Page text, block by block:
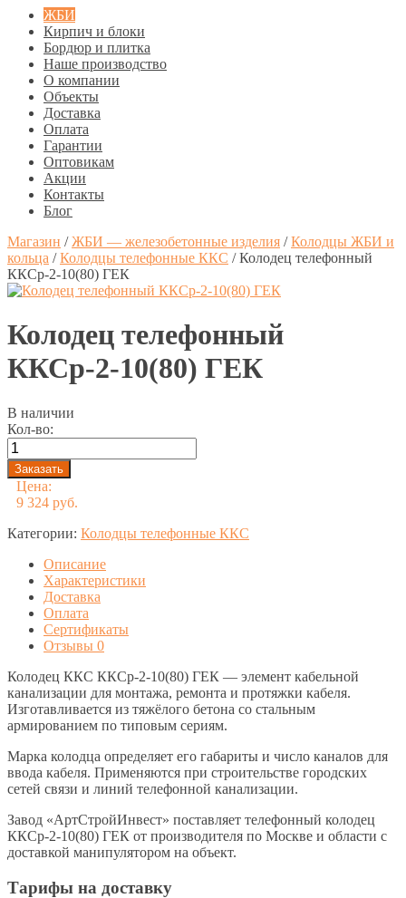
ЖБИ
Кирпич и блоки
Бордюр и плитка
Наше производство
О компании
Объекты
Доставка
Оплата
Гарантии
Оптовикам
Акции
Контакты
Блог
Магазин /ЖБИ — железобетонные изделия /Колодцы ЖБИ и
кольца /Колодцы телефонные ККС /Колодец телефонный
ККСр-2-10(80) ГЕК
Колодец телефонный
ККСр-2-10(80) ГЕК
В наличии
Кол-во:
Цена:
9 324 руб.
Категории: Колодцы телефонные ККС
Описание
Характеристики
Доставка
Оплата
Сертификаты
Отзывы 0
Колодец ККС ККСр-2-10(80) ГЕК — элемент кабельной
канализации для монтажа, ремонта и протяжки кабеля.
Изготавливается из тяжёлого бетона со стальным
армированием по типовым сериям.
Марка колодца определяет его габариты и число каналов для
ввода кабеля. Применяются при строительстве городских
сетей связи и линий телефонной канализации.
Завод «АртСтройИнвест» поставляет телефонный колодец
ККСр-2-10(80) ГЕК от производителя по Москве и области с
доставкой манипулятором на объект.
Тарифы на доставку